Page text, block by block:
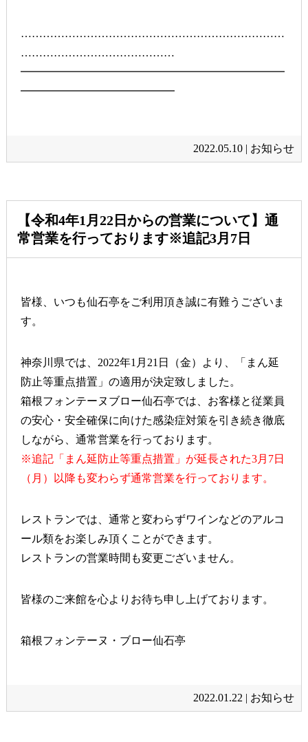
………………………………………………………………
……………………………………
━━━━━━━━━━━━━━━━━━━━━━━━
━━━━━━━━━━━━━━
2022.05.10 | お知らせ
【令和4年1月22日からの営業について】通
常営業を行っております※追記3月7日
皆様、いつも仙石亭をご利用頂き誠に有難うございま
す。
神奈川県では、2022年1月21日（金）より、「まん延
防止等重点措置」の適用が決定致しました。
箱根フォンテーヌブロー仙石亭では、お客様と従業員
の安心・安全確保に向けた感染症対策を引き続き徹底
しながら、通常営業を行っております。
※追記「まん延防止等重点措置」が延長された3月7日
（月）以降も変わらず通常営業を行っております。
レストランでは、通常と変わらずワインなどのアルコ
ール類をお楽しみ頂くことができます。
レストランの営業時間も変更ございません。
皆様のご来館を心よりお待ち申し上げております。
箱根フォンテーヌ・ブロー仙石亭
2022.01.22 | お知らせ